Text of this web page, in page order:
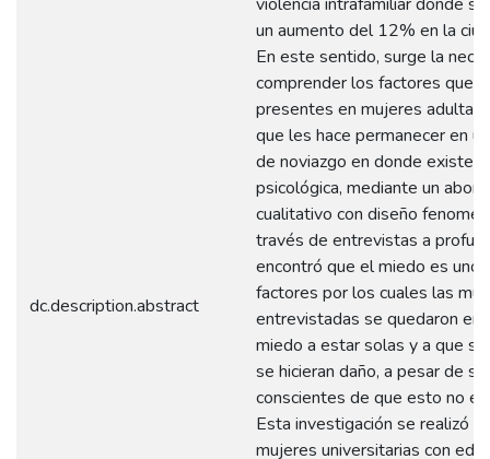
dc.description.abstract
un aumento del 12% en la
En este sentido, surge la
comprender los factores que
presentes en mujeres adultas
que les hace permanecer en
de noviazgo en donde existe
psicológica, mediante un
cualitativo con diseño
través de entrevistas a
encontró que el miedo es uno
factores por los cuales las
entrevistadas se quedaron en
miedo a estar solas y a que
se hicieran daño, a pesar de
conscientes de que esto no
Esta investigación se realizó
mujeres universitarias con